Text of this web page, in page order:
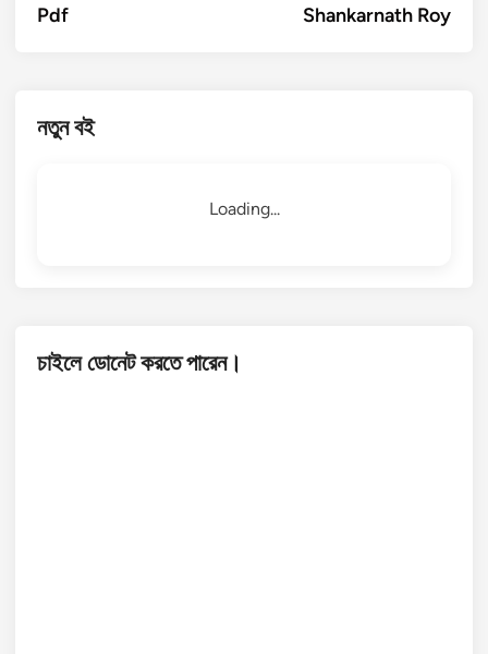
Pdf
Shankarnath Roy
নতুন বই
Loading...
চাইলে ডোনেট করতে পারেন।